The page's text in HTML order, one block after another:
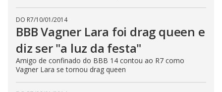
DO R7/10/01/2014
BBB Vagner Lara foi drag queen e
diz ser "a luz da festa"
Amigo de confinado do BBB 14 contou ao R7 como
Vagner Lara se tornou drag queen